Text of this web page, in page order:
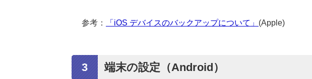
参考： 「iOS デバイスのバックアップについて」 (Apple)
3 端末の設定（Android）